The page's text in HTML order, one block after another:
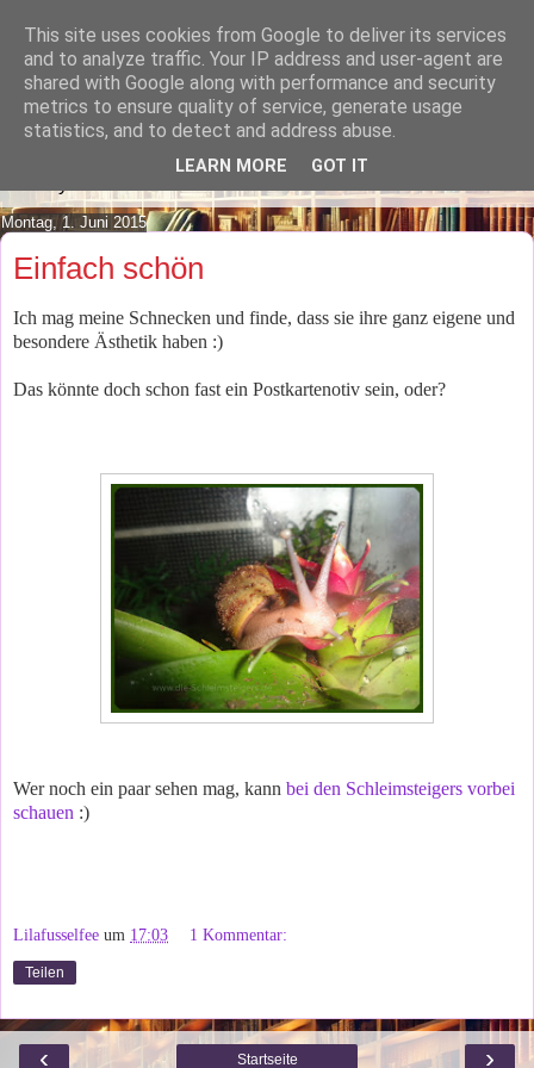
Lilafusselfee lädt Dich in ihr
Wohnzimmer ein.
Mach es Dir doch gemütlich und lies ein wenig über meine
Montag, 1. Juni 2015
Einfach schön
Ich mag meine Schnecken und finde, dass sie ihre ganz eigene und
besondere Ästhetik haben :)
Das könnte doch schon fast ein Postkartenotiv sein, oder?
Wer noch ein paar sehen mag, kann bei den Schleimsteigers vorbei
schauen :)
Lilafusselfee um 17:03 1 Kommentar:
Teilen
‹ ›
Startseite
This site uses cookies from Google to deliver its services
and to analyze traffic. Your IP address and user-agent are
shared with Google along with performance and security
metrics to ensure quality of service, generate usage
statistics, and to detect and address abuse.
LEARN MORE GOT IT